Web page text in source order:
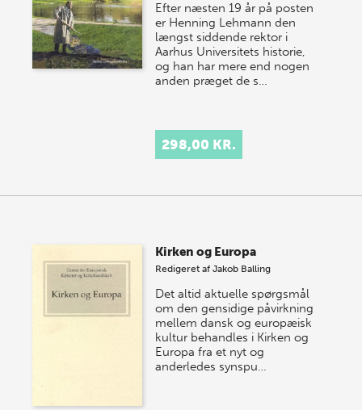
Efter næsten 19 år på posten
er Henning Lehmann den
længst siddende rektor i
Aarhus Universitets historie,
og han har mere end nogen
anden præget de s…
298,00 KR.
Kirken og Europa
Redigeret afJakob Balling
Det altid aktuelle spørgsmål
om den gensidige påvirkning
mellem dansk og europæisk
kultur behandles i Kirken og
Europa fra et nyt og
anderledes synspu…